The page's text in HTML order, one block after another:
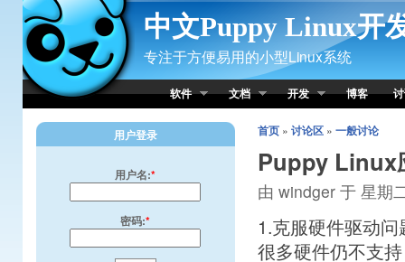
Skip to Content
中文Puppy Linux开
专注于方便易用的小型Linux系统
软件 文档 开发 博客
首页» 讨论区» 一般讨论
Puppy Linux
由 windger 于 星期
1.克服硬件驱动
很多硬件仍不支
用户登录
用户名:*
密码:*